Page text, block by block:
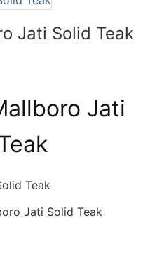
Jati Solid Teak
Jati
Jati Solid Teak